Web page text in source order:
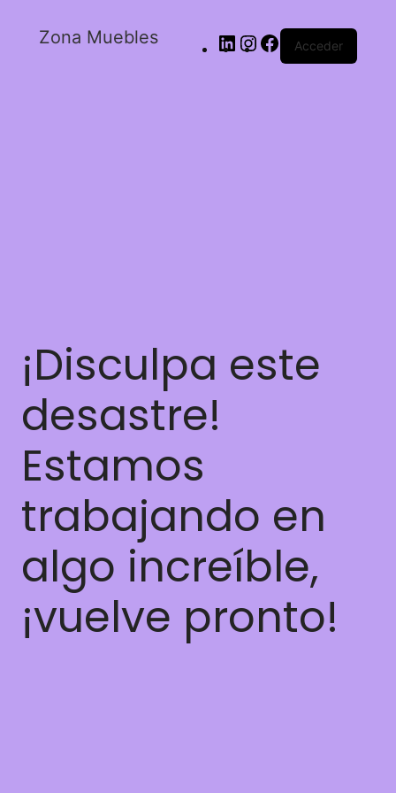
Zona Muebles Acceder
¡Disculpa este
desastre!
Estamos
trabajando en
algo increíble,
¡vuelve pronto!